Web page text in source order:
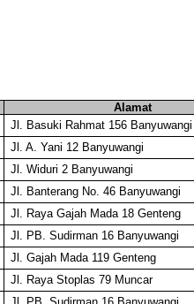
Alamat
Jl. Basuki Rahmat 156 Banyuwangi
Jl. A. Yani 12 Banyuwangi
Jl. Widuri 2 Banyuwangi
Jl. Banterang No. 46 Banyuwangi
Jl. Raya Gajah Mada 18 Genteng
Jl. PB. Sudirman 16 Banyuwangi
Jl. Gajah Mada 119 Genteng
Jl. Raya Stoplas 79 Muncar